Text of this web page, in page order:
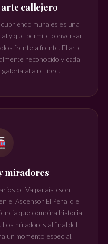
callejero
murales es una
y que permite conversar
frente a frente. El arte
reconocido y cada
al aire libre.
miradores
de Valparaíso son
el Ascensor El Peral o el
que combina historia
miradores al final del
un momento especial.